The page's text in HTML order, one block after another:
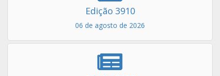
06 de agosto de 2026
Edição 3909